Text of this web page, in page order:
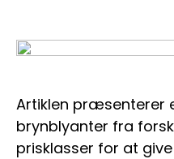
Artiklen præsenterer
brynblyanter fra
prisklasser for at